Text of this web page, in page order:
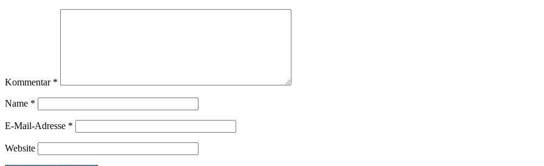
Kommentar *
Name *
E-Mail-Adresse *
Website